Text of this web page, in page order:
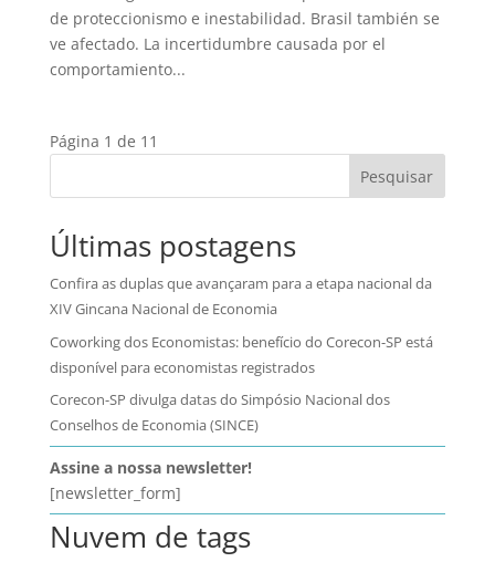
de proteccionismo e inestabilidad. Brasil también se
ve afectado. La incertidumbre causada por el
comportamiento...
Página 1 de 1 1
Pesquisar
Últimas postagens
Confira as duplas que avançaram para a etapa nacional da
XIV Gincana Nacional de Economia
Coworking dos Economistas: benefício do Corecon-SP está
disponível para economistas registrados
Corecon-SP divulga datas do Simpósio Nacional dos
Conselhos de Economia (SINCE)
Assine a nossa newsletter!
[newsletter_form]
Nuvem de tags